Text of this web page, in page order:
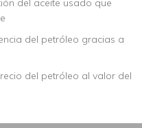
del aceite usado que
del petróleo gracias a
del petróleo al valor del